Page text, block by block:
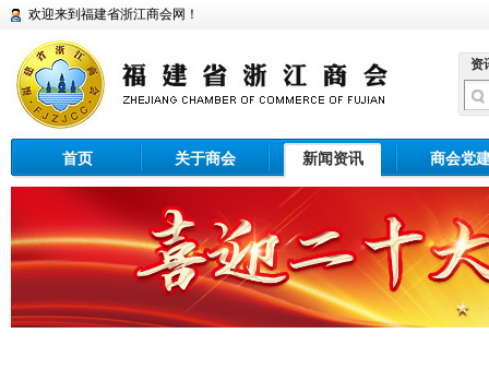
欢迎来到福建省浙江商会网！
资
首页 关于商会 新闻资讯 商会党